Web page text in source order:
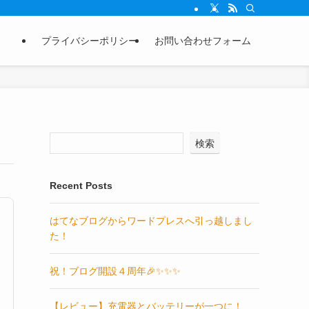
プライバシーポリシー お問い合わせフォーム
検索
Recent Posts
はてなブログからワードプレスへ引っ越しまし
た！
祝！ブログ開設４周年🎉✨✨✨
【レビュー】充電器とバッテリーが一つに！